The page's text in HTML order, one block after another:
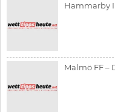
Hammarby
Malmö FF –